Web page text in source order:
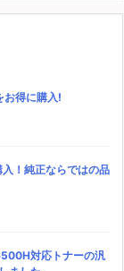
得に購入!
！純正ならではの品
対応トナーの汎